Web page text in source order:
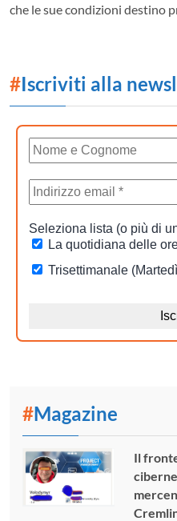
che le sue condizioni destino
#Iscriviti alla
#Magazine
Il